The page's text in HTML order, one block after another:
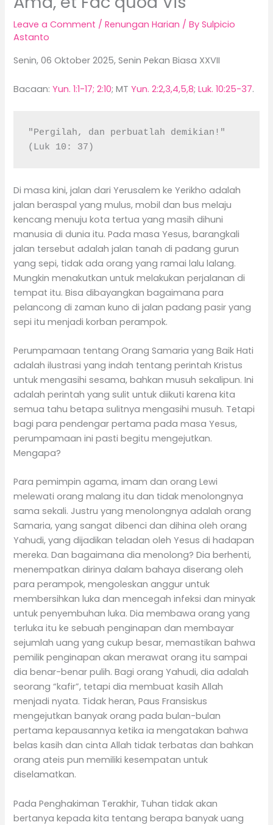
Leave a Comment /Renungan Harian / BySulpicio
Astanto
Senin, 06 Oktober 2025, Senin Pekan Biasa XXVII
Bacaan:Yun. 1:1-17; 2:10; MTYun. 2:2,3,4,5,8;Luk. 10:25-37.
"Pergilah, dan perbuatlah demikian!"
(Luk 10: 37)
Di masa kini, jalan dari Yerusalem ke Yerikho adalah
jalan beraspal yang mulus, mobil dan bus melaju
kencang menuju kota tertua yang masih dihuni
manusia di dunia itu. Pada masa Yesus, barangkali
jalan tersebut adalah jalan tanah di padang gurun
yang sepi, tidak ada orang yang ramai lalu lalang.
Mungkin menakutkan untuk melakukan perjalanan di
tempat itu. Bisa dibayangkan bagaimana para
pelancong di zaman kuno di jalan padang pasir yang
sepi itu menjadi korban perampok.
Perumpamaan tentang Orang Samaria yang Baik Hati
adalah ilustrasi yang indah tentang perintah Kristus
untuk mengasihi sesama, bahkan musuh sekalipun. Ini
adalah perintah yang sulit untuk diikuti karena kita
semua tahu betapa sulitnya mengasihi musuh. Tetapi
bagi para pendengar pertama pada masa Yesus,
perumpamaan ini pasti begitu mengejutkan.
Mengapa?
Para pemimpin agama, imam dan orang Lewi
melewati orang malang itu dan tidak menolongnya
sama sekali. Justru yang menolongnya adalah orang
Samaria, yang sangat dibenci dan dihina oleh orang
Yahudi, yang dijadikan teladan oleh Yesus di hadapan
mereka. Dan bagaimana dia menolong? Dia berhenti,
menempatkan dirinya dalam bahaya diserang oleh
para perampok, mengoleskan anggur untuk
membersihkan luka dan mencegah infeksi dan minyak
untuk penyembuhan luka. Dia membawa orang yang
terluka itu ke sebuah penginapan dan membayar
sejumlah uang yang cukup besar, memastikan bahwa
pemilik penginapan akan merawat orang itu sampai
dia benar-benar pulih. Bagi orang Yahudi, dia adalah
seorang “kafir”, tetapi dia membuat kasih Allah
menjadi nyata. Tidak heran, Paus Fransiskus
mengejutkan banyak orang pada bulan-bulan
pertama kepausannya ketika ia mengatakan bahwa
belas kasih dan cinta Allah tidak terbatas dan bahkan
orang ateis pun memiliki kesempatan untuk
diselamatkan.
Pada Penghakiman Terakhir, Tuhan tidak akan
bertanya kepada kita tentang berapa banyak uang